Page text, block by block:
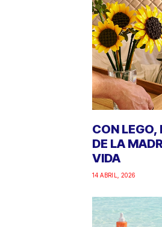
CON LEGO,
DE LA
VIDA
14 ABRIL, 2026